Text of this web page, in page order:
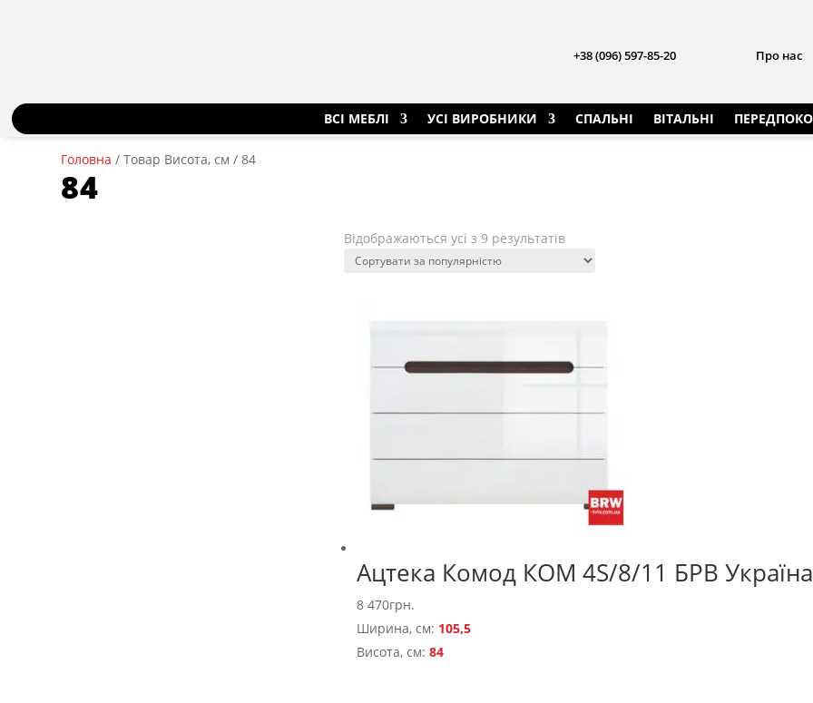
+38 (096) 597-85-20 Про нас
ВСІ МЕБЛІ УСІ ВИРОБНИКИ СПАЛЬНІ ВІТАЛЬНІ
Головна / Товар Висота, см / 84
84
Відображаються усі з 9 результатівSorted
Ацтека Комод КОМ 4S/8/11 БРВ Україна
8 470грн.
Ширина, см: 105,5
Висота, см: 84